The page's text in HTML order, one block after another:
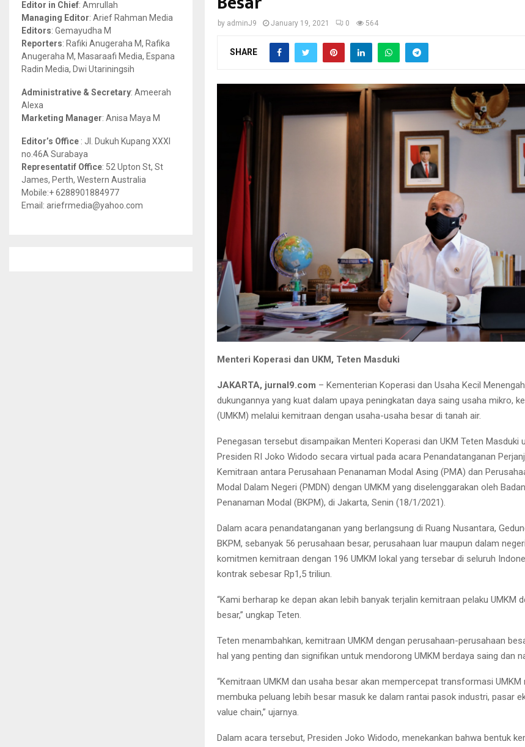
by adminJ9 January 19, 2021 0 564
SHARE
Menteri Koperasi dan UKM, Teten Masduki
JAKARTA, jurnal9.com – Kementerian Koperasi dan Usaha Kecil
dukungannya yang kuat dalam upaya peningkatan daya saing usaha mikro,
(UMKM) melalui kemitraan dengan usaha-usaha besar di tanah air.
Penegasan tersebut disampaikan Menteri Koperasi dan UKM Teten Masduki
Presiden RI Joko Widodo secara virtual pada acara Penandatanganan
Kemitraan antara Perusahaan Penanaman Modal Asing (PMA) dan
Modal Dalam Negeri (PMDN) dengan UMKM yang diselenggarakan oleh
Penanaman Modal (BKPM), di Jakarta, Senin (18/1/2021).
Dalam acara penandatanganan yang berlangsung di Ruang Nusantara,
BKPM, sebanyak 56 perusahaan besar, perusahaan luar maupun dalam
komitmen kemitraan dengan 196 UMKM lokal yang tersebar di seluruh
kontrak sebesar Rp1,5 triliun.
“Kami berharap ke depan akan lebih banyak terjalin kemitraan pelaku UMKM
besar,” ungkap Teten.
Teten menambahkan, kemitraan UMKM dengan perusahaan-perusahaan
hal yang penting dan signifikan untuk mendorong UMKM berdaya saing dan
“Kemitraan UMKM dan usaha besar akan mempercepat transformasi UMKM
membuka peluang lebih besar masuk ke dalam rantai pasok industri, pasar
value chain,” ujarnya.
Dalam acara tersebut, Presiden Joko Widodo, menekankan bahwa bentuk
r
:
R
H
Editor in Chief: Amrullah
Managing Editor: Arief Rahman Media
Editors: Gemayudha M
Reporters: Rafiki Anugeraha M, Rafika
Anugeraha M, Masaraafi Media, Espana
Radin Media, Dwi Utariningsih
Administrative & Secretary: Ameerah
Alexa
Marketing Manager: Anisa Maya M
Editor’s Office : Jl. Dukuh Kupang XXXI
no.46A Surabaya
Representatif Office: 52 Upton St, St
James, Perth, Western Australia
Mobile:+ 6288901884977
Email: ariefrmedia@yahoo.com